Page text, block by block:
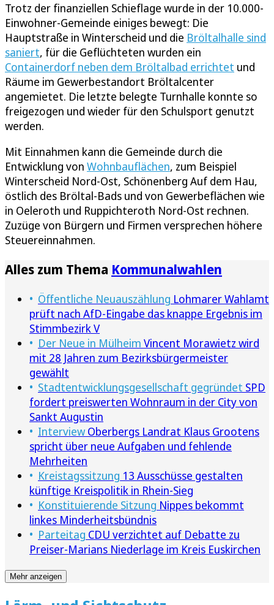
Trotz der finanziellen Schieflage wurde in der 10.000-
Einwohner-Gemeinde einiges bewegt: Die
Hauptstraße in Winterscheid und die Bröltalhalle sind
saniert, für die Geflüchteten wurden ein
Containerdorf neben dem Bröltalbad errichtet und
Räume im Gewerbestandort Bröltalcenter
angemietet. Die letzte belegte Turnhalle konnte so
freigezogen und wieder für den Schulsport genutzt
werden.
Mit Einnahmen kann die Gemeinde durch die
Entwicklung von Wohnbauflächen, zum Beispiel
Winterscheid Nord-Ost, Schönenberg Auf dem Hau,
östlich des Bröltal-Bads und von Gewerbeflächen wie
in Oeleroth und Ruppichteroth Nord-Ost rechnen.
Zuzüge von Bürgern und Firmen versprechen höhere
Steuereinnahmen.
Alles zum Thema Kommunalwahlen
Öffentliche Neuauszählung Lohmarer Wahlamt
prüft nach AfD-Eingabe das knappe Ergebnis im
Stimmbezirk V
Der Neue in Mülheim Vincent Morawietz wird
mit 28 Jahren zum Bezirksbürgermeister
gewählt
Stadtentwicklungsgesellschaft gegründet SPD
fordert preiswerten Wohnraum in der City von
Sankt Augustin
Interview Oberbergs Landrat Klaus Grootens
spricht über neue Aufgaben und fehlende
Mehrheiten
Kreistagssitzung 13 Ausschüsse gestalten
künftige Kreispolitik in Rhein-Sieg
Konstituierende Sitzung Nippes bekommt
linkes Minderheitsbündnis
Parteitag CDU verzichtet auf Debatte zu
Preiser-Marians Niederlage im Kreis Euskirchen
Mehr anzeigen